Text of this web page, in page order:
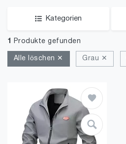
Kategorien
1 Produkte gefunden
Alle löschen ✕ Grau ✕